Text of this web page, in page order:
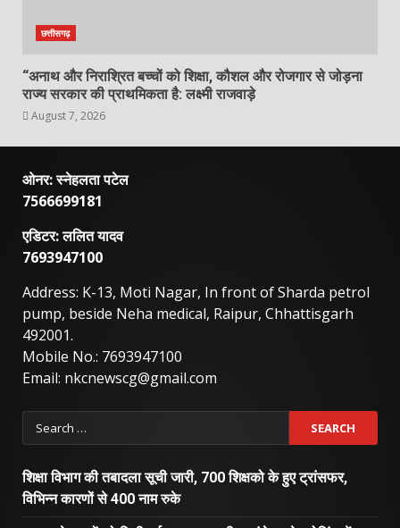
छत्तीसगढ़
“अनाथ और निराश्रित बच्चों को शिक्षा, कौशल और रोजगार से जोड़ना
राज्य सरकार की प्राथमिकता है: लक्ष्मी राजवाड़े
August 7, 2026
ओनर: स्नेहलता पटेल
7566699181
एडिटर: ललित यादव
7693947100
Address: K-13, Moti Nagar, In front of Sharda petrol
pump, beside Neha medical, Raipur, Chhattisgarh
492001.
Mobile No.: 7693947100
Email: nkcnewscg@gmail.com
Search
for:
शिक्षा विभाग की तबादला सूची जारी, 700 शिक्षको के हुए ट्रांसफर,
विभिन्न कारणों से 400 नाम रुके